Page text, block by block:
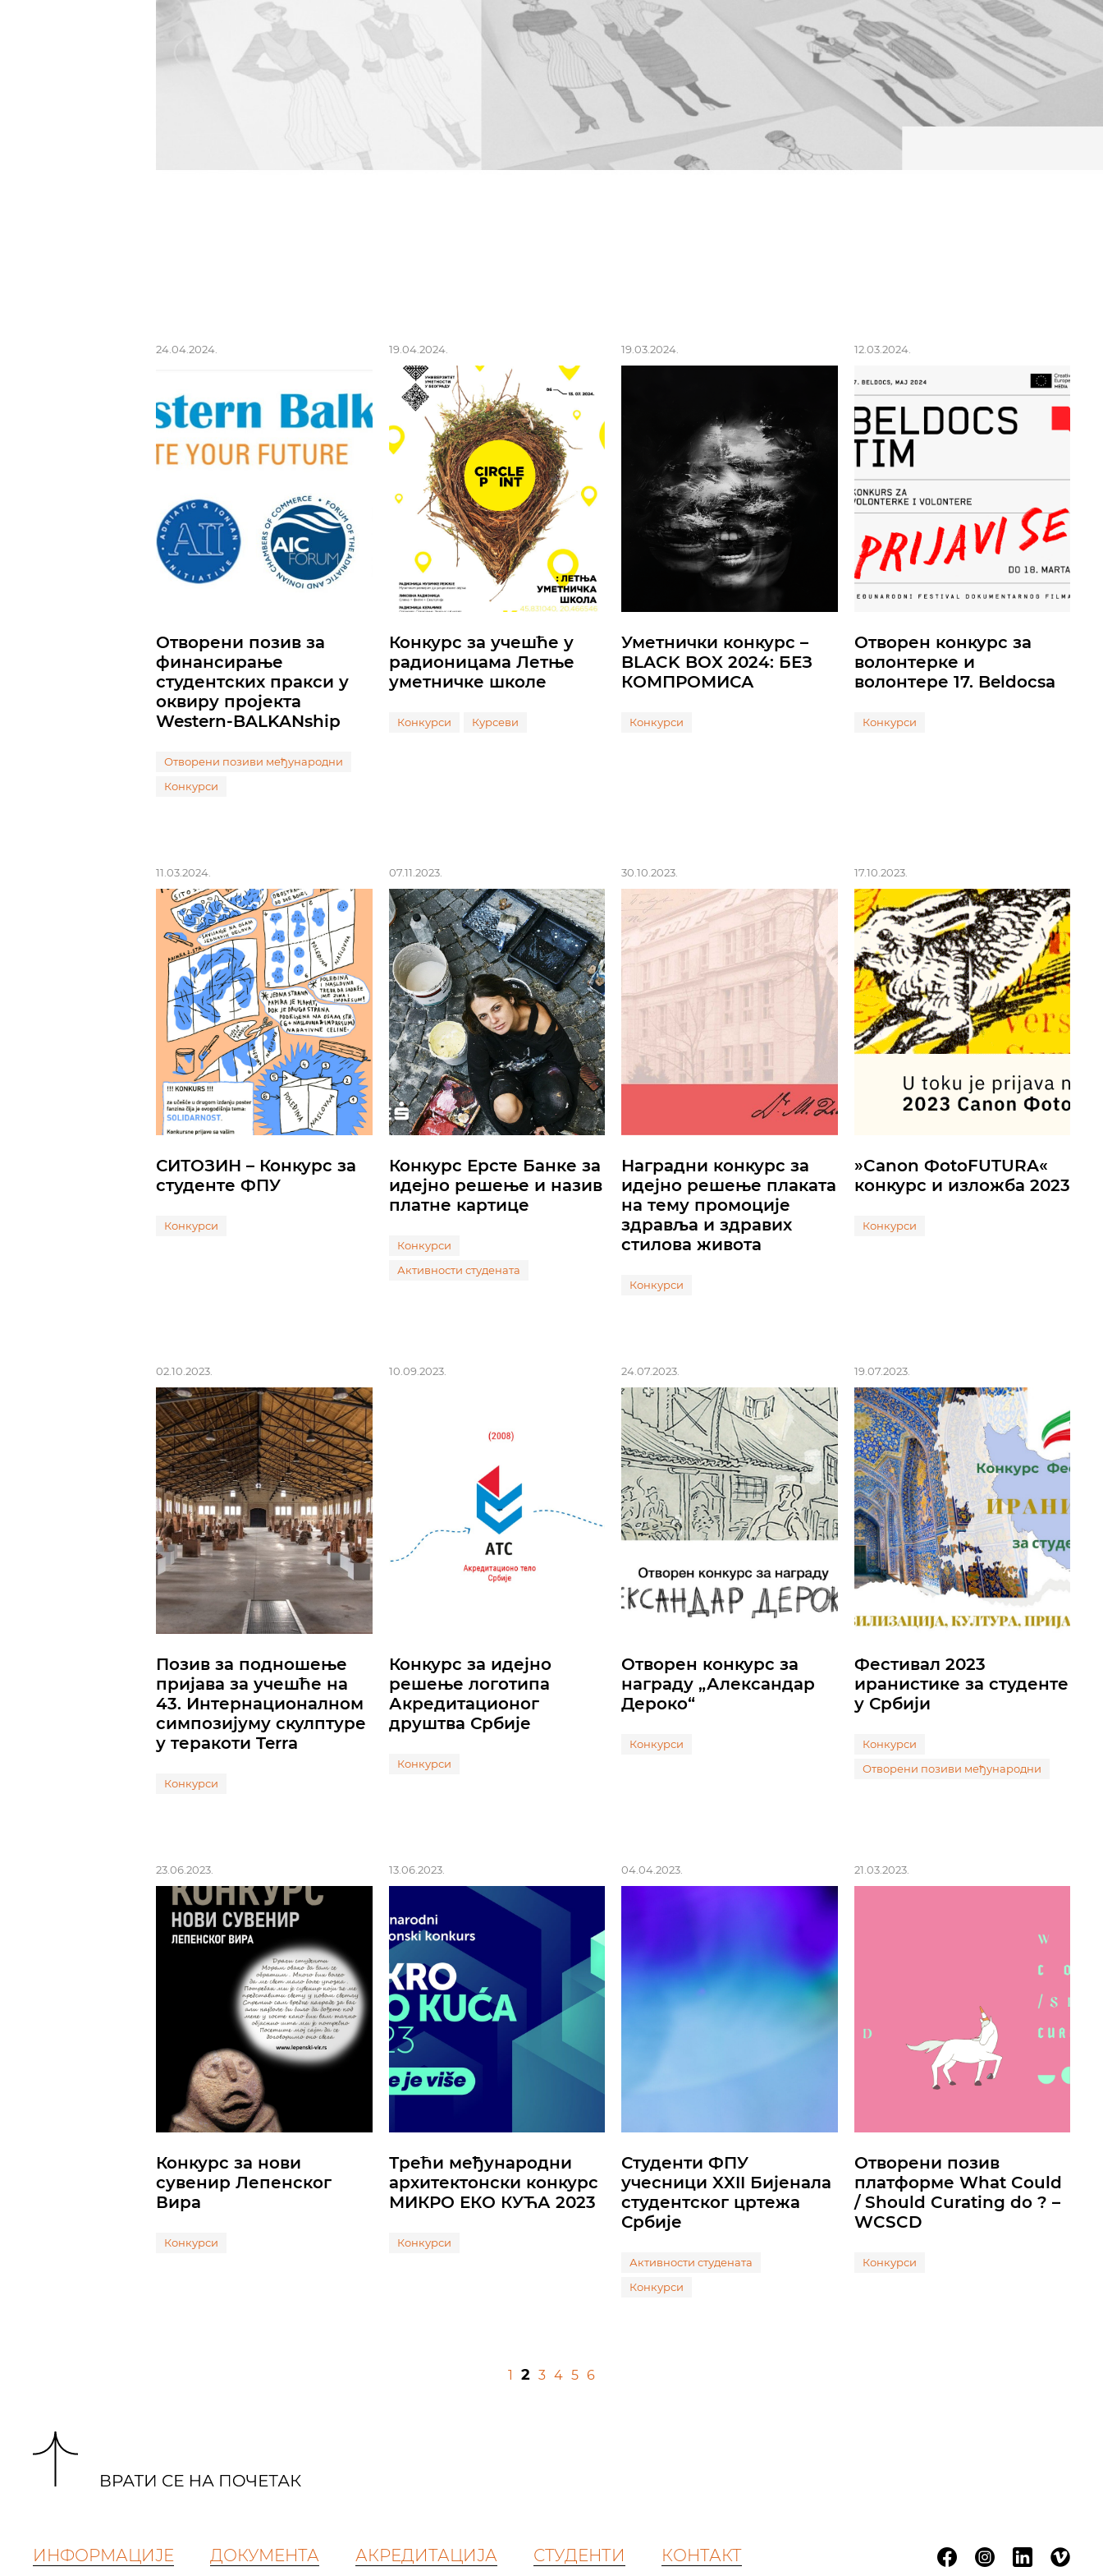
24.04.2024.
Отворени позив за
финансирање
студентских пракси у
оквиру пројекта
Western-BALKANship
Отворени позиви међународни
Конкурси
19.04.2024.
Конкурс за учешће у
радионицама Летње
уметничке школе
Конкурси Курсеви
19.03.2024.
Уметнички конкурс –
BLACK BOX 2024: БЕЗ
КОМПРОМИСА
Конкурси
12.03.2024.
Отворен конкурс за
волонтерке и
волонтере 17. Beldocsa
Конкурси
11.03.2024.
СИТОЗИН – Конкурс за
студенте ФПУ
Конкурси
07.11.2023.
Конкурс Ерсте Банке за
идејно решење и назив
платне картице
Конкурси
Активности студената
30.10.2023.
Наградни конкурс за
идејно решење плаката
на тему промоције
здравља и здравих
стилова живота
Конкурси
17.10.2023.
»Canon ФotoFUTURA«
конкурс и изложба 2023
Конкурси
02.10.2023.
Позив за подношење
пријава за учешће на
43. Интернационалном
симпозијуму скулптуре
у теракоти Terra
Конкурси
10.09.2023.
Конкурс за идејно
решење логотипа
Акредитационог
друштва Србије
Конкурси
24.07.2023.
Отворен конкурс за
награду „Александар
Дероко“
Конкурси
19.07.2023.
Фестивал 2023
иранистике за студенте
у Србији
Конкурси
Отворени позиви међународни
23.06.2023.
Конкурс за нови
сувенир Лепенског
Вира
Конкурси
13.06.2023.
Трећи међународни
архитектонски конкурс
МИКРО ЕКО КУЋА 2023
Конкурси
04.04.2023.
Студенти ФПУ
учесници XXII Бијенала
студентског цртежа
Србије
Активности студената
Конкурси
21.03.2023.
Отворени позив
платформе What Could
/ Should Curating do ? –
WCSCD
Конкурси
1 2 3 4 5 6
ИНФОРМАЦИЈЕ ДОКУМЕНТА АКРЕДИТАЦИЈА СТУДЕНТИ КОНТАКТ